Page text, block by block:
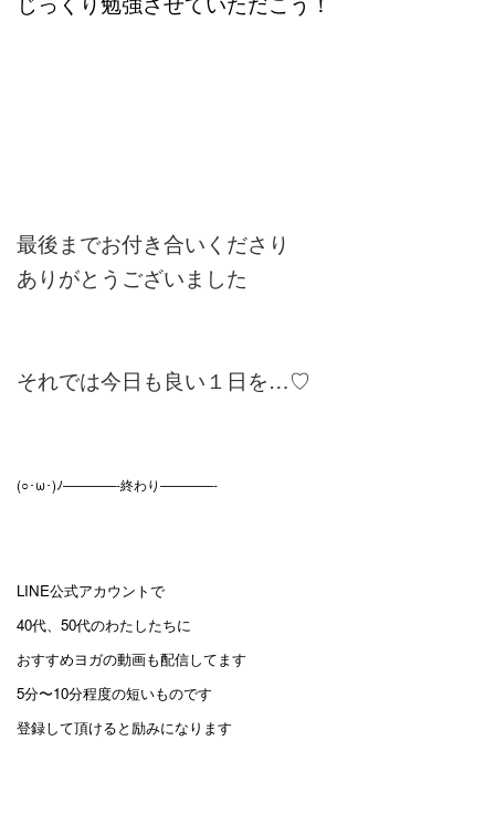
最後までお付き合いくださり
ありがとうございました
それでは今日も良い１日を…♡
(○･ω･)ﾉ————-終わり————-
LINE公式アカウントで
40代、50代のわたしたちに
おすすめヨガの動画も配信してます
5分〜10分程度の短いものです
登録して頂けると励みになります